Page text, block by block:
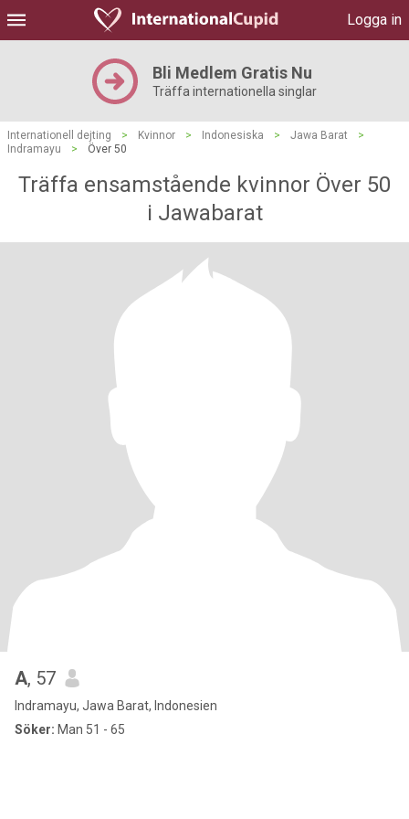
Logga in
Bli Medlem Gratis Nu
Träffa internationella singlar
Internationell dejting > Kvinnor > Indonesiska > Jawa Barat
>
Indramayu
> Över 50
Träffa ensamstående kvinnor Över 50
i Jawabarat
A, 57
Indramayu, Jawa Barat, Indonesien
Söker: Man 51 - 65